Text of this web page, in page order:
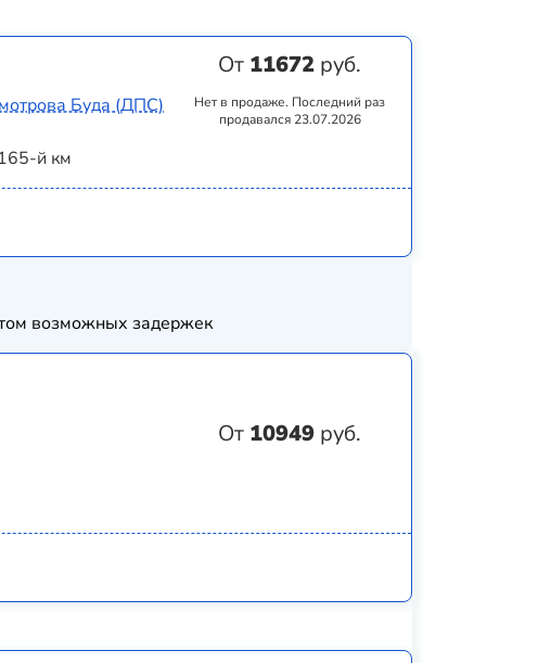
От 11672 руб.
Буда (ДПС)
й км
Нет в продаже. Последний раз
продавался 23.07.2026
возможных задержек
От 10949 руб.